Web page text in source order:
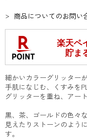
商品についてのお問い
細かいカラーグリッター
手肌になじむ、くすみを
グリッターを重ね、アー
黒、茶、ゴールドの色々
見えたりストーンのよう
す。